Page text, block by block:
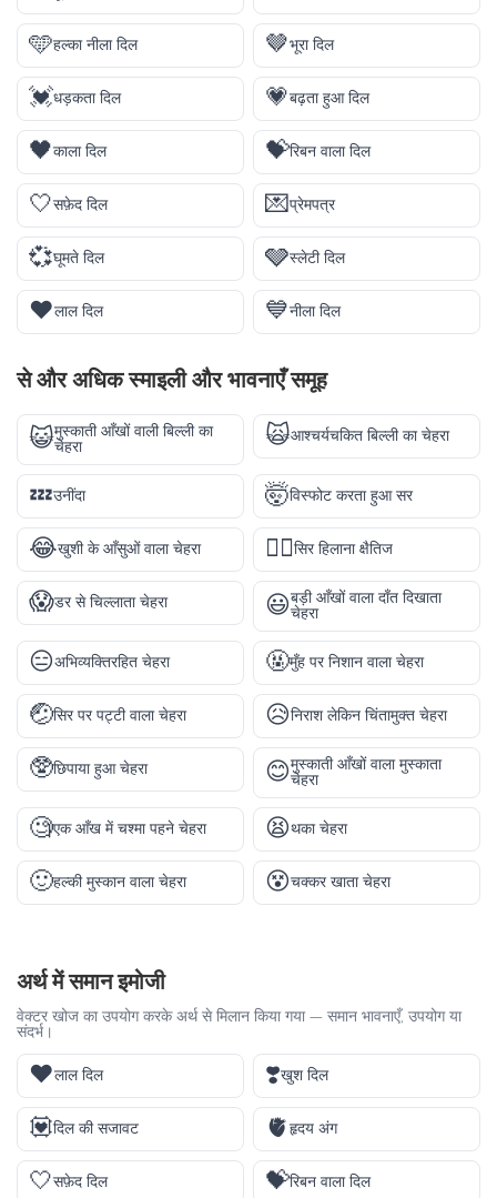
🩵हल्का नीला दिल 🤎भूरा दिल
💓धड़कता दिल 💗बढ़ता हुआ दिल
🖤काला दिल 💝रिबन वाला दिल
🤍सफ़ेद दिल 💌प्रेमपत्र
💞घूमते दिल 🩶स्लेटी दिल
❤️लाल दिल 💙नीला दिल
से और अधिकस्माइली और भावनाएँसमूह
😺मुस्काती आँखों वाली बिल्ली का
चेहरा
🙀आश्चर्यचकित बिल्ली का चेहरा
💤उनींदा 🤯विस्फोट करता हुआ सर
😂खुशी के आँसुओं वाला चेहरा 🙂‍↔️सिर हिलाना क्षैतिज
😱डर से चिल्लाता चेहरा 😃बड़ी आँखों वाला दाँत दिखाता
चेहरा
😑अभिव्यक्तिरहित चेहरा 🤬मुँह पर निशान वाला चेहरा
🤕सिर पर पट्टी वाला चेहरा 😥निराश लेकिन चिंतामुक्त चेहरा
🥸छिपाया हुआ चेहरा 😊मुस्काती आँखों वाला मुस्काता
चेहरा
🧐एक आँख में चश्मा पहने चेहरा 😫थका चेहरा
🙂हल्की मुस्कान वाला चेहरा 😵चक्कर खाता चेहरा
अर्थ में समान इमोजी
वेक्टर खोज का उपयोग करके अर्थ से मिलान किया गया — समान भावनाएँ, उपयोग या
संदर्भ।
❤️लाल दिल ❣️खुश दिल
💟दिल की सजावट 🫀हृदय अंग
🤍सफ़ेद दिल 💝रिबन वाला दिल